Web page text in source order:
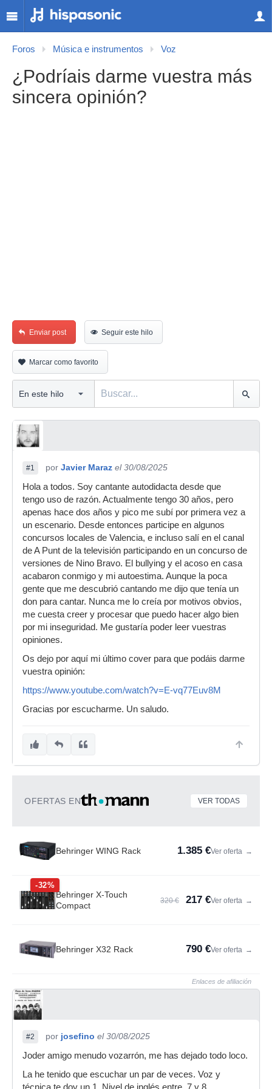
Foros Música e instrumentos Voz
¿Podríais darme vuestra más
sincera opinión?
Enviar post Seguir este hilo
Marcar como favorito
#1 por Javier Maraz el 30/08/2025
Hola a todos. Soy cantante autodidacta desde que
tengo uso de razón. Actualmente tengo 30 años, pero
apenas hace dos años y pico me subí por primera vez a
un escenario. Desde entonces participe en algunos
concursos locales de Valencia, e incluso salí en el canal
de A Punt de la televisión participando en un concurso de
versiones de Nino Bravo. El bullying y el acoso en casa
acabaron conmigo y mi autoestima. Aunque la poca
gente que me descubrió cantando me dijo que tenía un
don para cantar. Nunca me lo creía por motivos obvios,
me cuesta creer y procesar que puedo hacer algo bien
por mi inseguridad. Me gustaría poder leer vuestras
opiniones.
Os dejo por aquí mi último cover para que podáis darme
vuestra opinión:
https://www.youtube.com/watch?v=E-vq77Euv8M
Gracias por escucharme. Un saludo.
OFERTAS EN VER TODAS
Behringer WING Rack 1.385 €Ver oferta →
-32%
Behringer X-Touch
Compact
320 € 217 €Ver oferta →
Behringer X32 Rack 790 €Ver oferta →
Enlaces de afiliación
#2 por josefino el 30/08/2025
Joder amigo menudo vozarrón, me has dejado todo loco.
La he tenido que escuchar un par de veces. Voz y